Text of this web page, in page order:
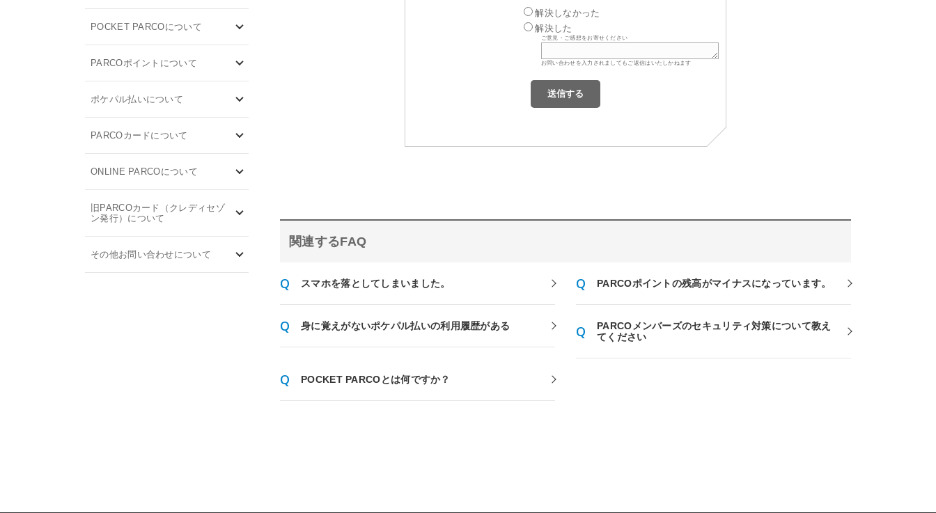
POCKET PARCOについて
PARCOポイントについて
ポケパル払いについて
PARCOカードについて
ONLINE PARCOについて
旧PARCOカード（クレディセゾ
ン発行）について
その他お問い合わせについて
解決しなかった
解決した
ご意見・ご感想をお寄せください
お問い合わせを入力されましてもご返信はいたしかねます
関連するFAQ
スマホを落としてしまいました。 PARCOポイントの残高がマイナスになっています。
身に覚えがないポケパル払いの利用履歴がある
PARCOメンバーズのセキュリティ対策について教え
てください
POCKET PARCOとは何ですか？